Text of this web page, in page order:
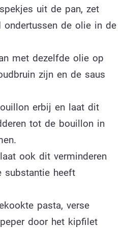
uit de pan, zet
ondertussen de olie in de
met dezelfde olie op
zijn en de saus
erbij en laat dit
tot de bouillon in
ook dit verminderen
substantie heeft
pasta, verse
door het kipfilet